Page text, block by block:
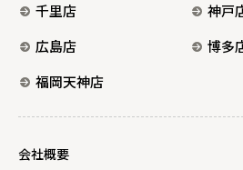
千里店
神戸
広島店
博多
福岡天神店
会社概要